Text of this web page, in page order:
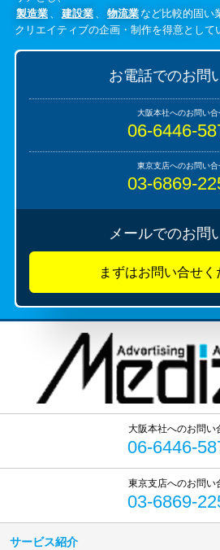
製造業 、 建設業 、 物流業など比較的固い
クリエイティブの企画・制作を得意として
お電話でのお問
06-6446-
03-6869-
メールでのお問
06-6446-
03-6869-
サービス紹介